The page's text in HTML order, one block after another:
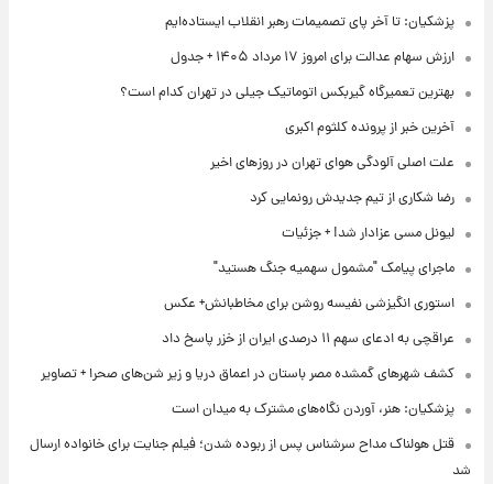
پزشکیان: تا آخر پای تصمیمات رهبر انقلاب ایستاده‌ایم
ارزش سهام عدالت برای امروز ۱۷ مرداد ۱۴۰۵ + جدول
بهترین تعمیرگاه گیربکس اتوماتیک جیلی در تهران کدام است؟
آخرین خبر از پرونده کلثوم اکبری
علت اصلی آلودگی هوای تهران در روزهای اخیر
رضا شکاری از تیم جدیدش رونمایی کرد
لیونل مسی عزادار شد! + جزئیات
ماجرای پیامک "مشمول سهمیه جنگ هستید"
استوری انگیزشی نفیسه روشن برای مخاطبانش+ عکس
عراقچی به ادعای سهم ۱۱ درصدی ایران از خزر پاسخ داد
کشف شهرهای گمشده مصر باستان در اعماق دریا و زیر شن‌های صحرا + تصاویر
پزشکیان: هنر، آوردن نگاه‌های مشترک به میدان است
قتل هولناک مداح سرشناس پس از ربوده شدن؛ فیلم جنایت برای خانواده ارسال
شد